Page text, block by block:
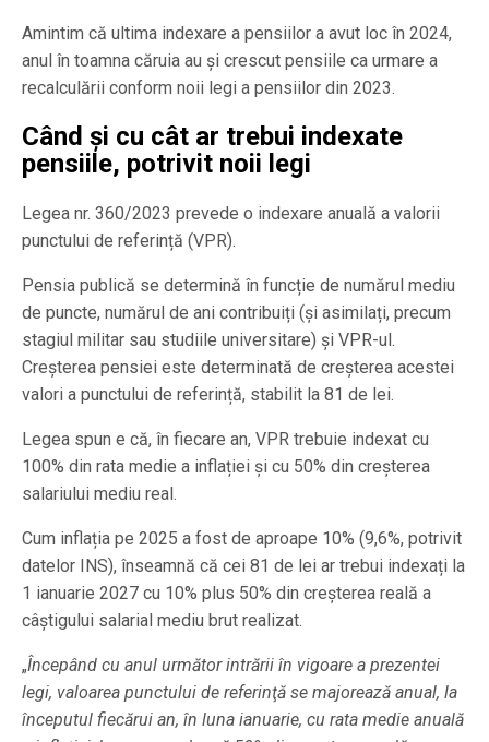
Amintim că ultima indexare a pensiilor a avut loc în 2024,
anul în toamna căruia au și crescut pensiile ca urmare a
recalculării conform noii legi a pensiilor din 2023.
Când și cu cât ar trebui indexate
pensiile, potrivit noii legi
Legea nr. 360/2023 prevede o indexare anuală a valorii
punctului de referință (VPR).
Pensia publică se determină în funcție de numărul mediu
de puncte, numărul de ani contribuiți (și asimilați, precum
stagiul militar sau studiile universitare) și VPR-ul.
Creșterea pensiei este determinată de creșterea acestei
valori a punctului de referință, stabilit la 81 de lei.
Legea spun e că, în fiecare an, VPR trebuie indexat cu
100% din rata medie a inflației și cu 50% din creșterea
salariului mediu real.
Cum inflația pe 2025 a fost de aproape 10% (9,6%, potrivit
datelor INS), înseamnă că cei 81 de lei ar trebui indexați la
1 ianuarie 2027 cu 10% plus 50% din creşterea reală a
câştigului salarial mediu brut realizat.
„Începând cu anul următor intrării în vigoare a prezentei
legi, valoarea punctului de referinţă se majorează anual, la
începutul fiecărui an, în luna ianuarie, cu rata medie anuală